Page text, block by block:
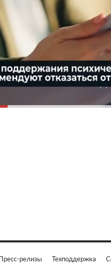
Пресс-релизы Техподдержка